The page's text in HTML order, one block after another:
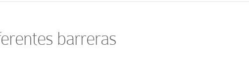
barreras